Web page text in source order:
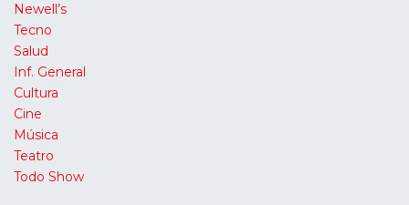
Newell’s
Tecno
Salud
Inf. General
Cultura
Cine
Música
Teatro
Todo Show